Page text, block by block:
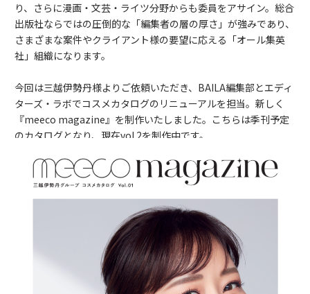
り、さらに漫画・文芸・ライツ分野からも委員をアサイン。総合
出版社ならではの圧倒的な「編集者の層の厚さ」が強みであり、
さまざまな案件やクライアント様の要望に応える「オール集英
社」組織になります。
今回は三越伊勢丹様よりご依頼いただき、BAILA編集部とエディ
ターズ・ラボでコスメカタログのリニューアルを担当。新しく
『meeco magazine』を制作いたしました。こちらは季刊予定
のカタログとなり、現在vol.2を制作中です。